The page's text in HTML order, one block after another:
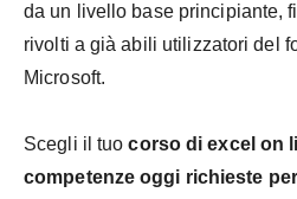
da un livello base principiante,
rivolti a già abili utilizzatori del
Microsoft.
Scegli il tuocorso di excel on
competenze oggi richieste